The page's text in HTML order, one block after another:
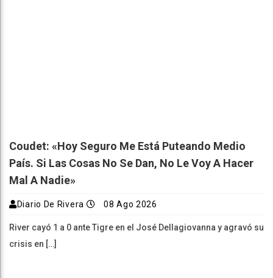
Coudet: «Hoy Seguro Me Está Puteando Medio
País. Si Las Cosas No Se Dan, No Le Voy A Hacer
Mal A Nadie»
Diario De Rivera 08 Ago 2026
River cayó 1 a 0 ante Tigre en el José Dellagiovanna y agravó su
crisis en […]